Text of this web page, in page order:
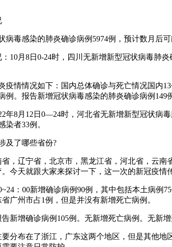
病毒感染的肺炎确诊病例5974例，预计数月后可
10月8日0-24时，四川无新增新型冠状病毒肺
疫情情况如下：国内总体确诊与死亡情况国内
。报告新增冠状病毒感染的肺炎确诊病例149
年8月12日0—24时，河北省无新增新型冠状病
者33例。
及了哪些省份?
，辽宁省，北京市，黑龙江省，河北省，云
今天就跟大家来探讨一下，这一次的新冠疫情
：00新增确诊病例90例，其中包括本土病
广州市占1例，但是并没有新增死亡病例。
新增确诊病例105例。无新增死亡病例。无新增
分布在了浙江，广东这两个地区，但是其他